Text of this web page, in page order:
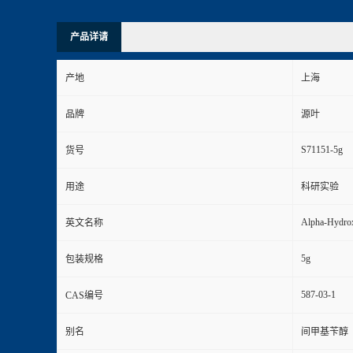
产品详请
产地 上海
品牌 源叶
货号 S71151-5g
用途 科研实验
英文名称 Alpha-
包装规格 5g
CAS编号 587-03-1
别名 间甲基苄醇